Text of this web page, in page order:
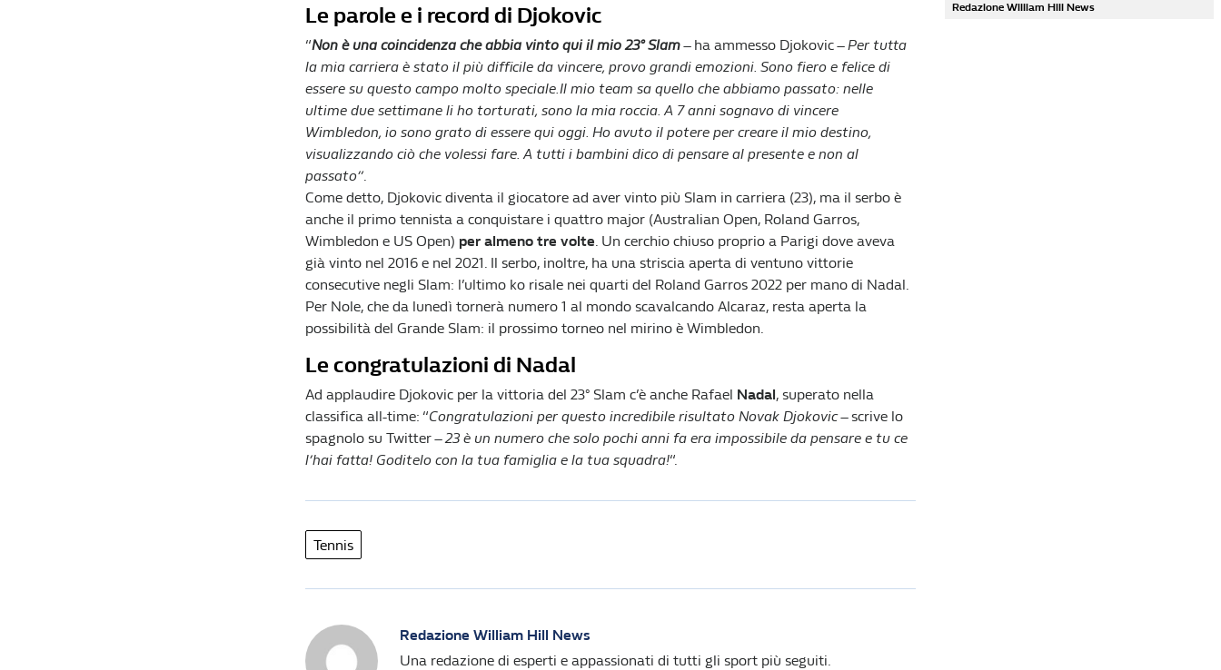
Le parole e i record di Djokovic
“Non è una coincidenza che abbia vinto qui il mio 23° Slam– ha ammesso Djokovic –Per tutta
la mia carriera è stato il più difficile da vincere, provo grandi emozioni. Sono fiero e felice di
essere su questo campo molto speciale.Il mio team sa quello che abbiamo passato: nelle
ultime due settimane li ho torturati, sono la mia roccia. A 7 anni sognavo di vincere
Wimbledon, io sono grato di essere qui oggi. Ho avuto il potere per creare il mio destino,
visualizzando ciò che volessi fare. A tutti i bambini dico di pensare al presente e non al
passato”.
Come detto, Djokovic diventa il giocatore ad aver vinto più Slam in carriera (23), ma il serbo è
anche il primo tennista a conquistare i quattro major (Australian Open, Roland Garros,
Wimbledon e US Open) per almeno tre volte. Un cerchio chiuso proprio a Parigi dove aveva
già vinto nel 2016 e nel 2021. Il serbo, inoltre, ha una striscia aperta di ventuno vittorie
consecutive negli Slam: l’ultimo ko risale nei quarti del Roland Garros 2022 per mano di Nadal.
Per Nole, che da lunedì tornerà numero 1 al mondo scavalcando Alcaraz, resta aperta la
possibilità del Grande Slam: il prossimo torneo nel mirino è Wimbledon.
Le congratulazioni di Nadal
Ad applaudire Djokovic per la vittoria del 23° Slam c’è anche Rafael Nadal, superato nella
classifica all-time: “Congratulazioni per questo incredibile risultato Novak Djokovic– scrive lo
spagnolo su Twitter –23 è un numero che solo pochi anni fa era impossibile da pensare e tu ce
l’hai fatta! Goditelo con la tua famiglia e la tua squadra!“.
Tennis
Redazione William Hill News
Una redazione di esperti e appassionati di tutti gli sport più seguiti.
Redazione William Hill News